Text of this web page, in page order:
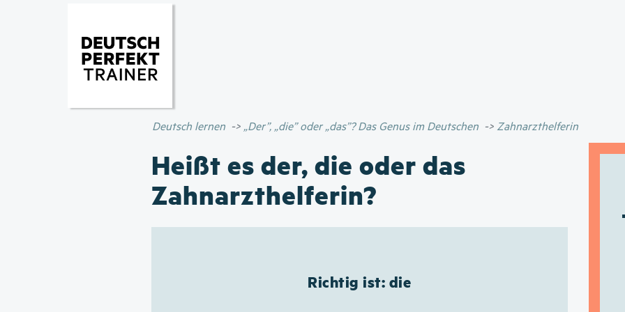
Deutsch lernen „Der”, „die” oder „das”? Das Genus im Deutschen Zahnarzthelferin
Heißt es der, die oder das
Zahnarzthelferin?
Richtig ist: die